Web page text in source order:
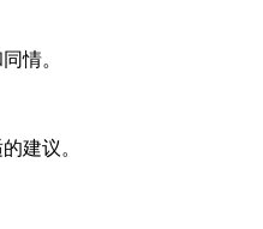
情。
建议。